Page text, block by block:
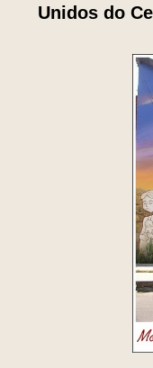
Unidos do